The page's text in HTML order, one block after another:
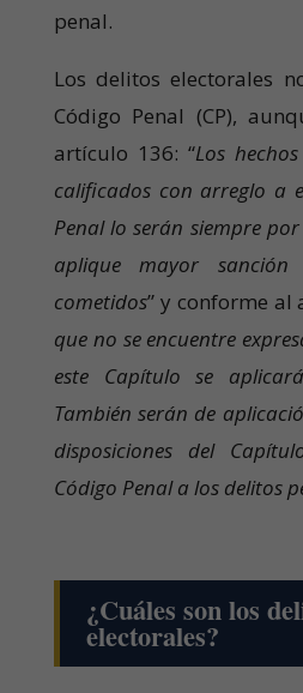
penal.
Los delitos electorales
Código Penal (CP),
artículo 136: “Los
calificados con arreglo a
Penal lo serán siempre
aplique mayor
cometidos” y conforme al
que no se encuentre
este Capítulo se
También serán de
disposiciones del
Código Penal a los delitos
¿Cuáles son los
electorales?